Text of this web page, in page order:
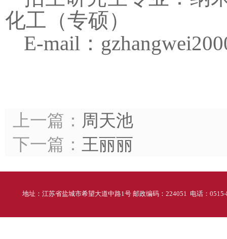
化工（专硕）
E-mail ：
上一篇： 周天池
下一篇： 王丽丽
地址：江苏省盐城市希望大道中路1号 邮政编码：224051 电话：